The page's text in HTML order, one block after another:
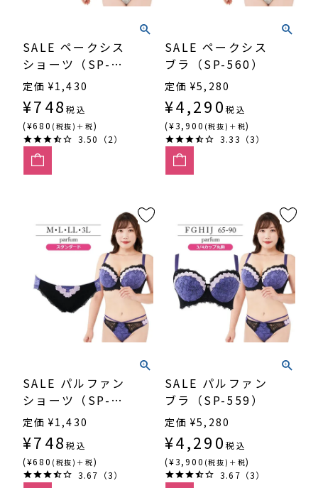
SALE ペークシス
ショーツ（SP-
560）
定価 ¥1,430
¥748税込
(¥680 (税抜)＋税)
3.50（2）
SALE ペークシス
ブラ（SP-560）
定価 ¥5,280
¥4,290 税込
(¥3,900 (税抜)＋税)
3.33（3）
SALE パルファン
ショーツ（SP-
559）
定価 ¥1,430
¥748税込
(¥680 (税抜)＋税)
3.67（3）
SALE パルファン
ブラ（SP-559）
定価 ¥5,280
¥4,290 税込
(¥3,900 (税抜)＋税)
3.67（3）